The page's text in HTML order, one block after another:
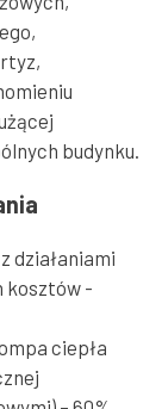
budynku.
działaniami
kosztów -
ciepła